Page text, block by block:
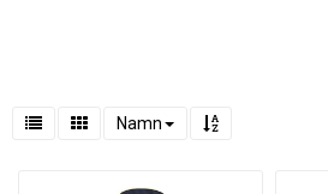
Namn